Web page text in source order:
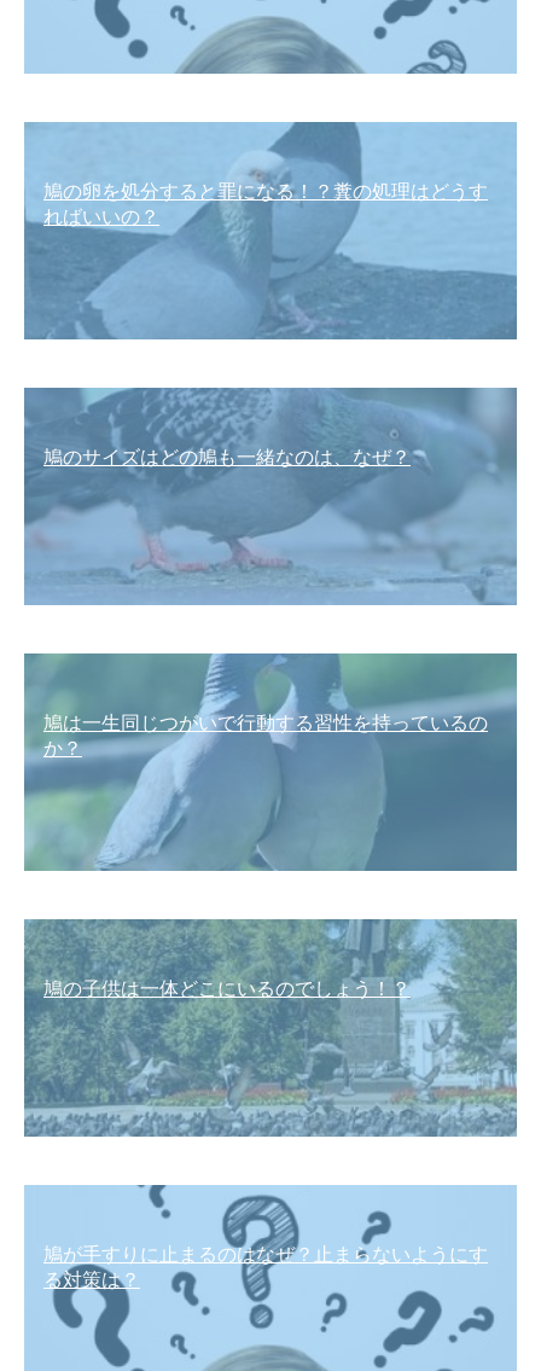
鳩の卵を処分すると罪になる！？糞の処理はどうす
ればいいの？
鳩のサイズはどの鳩も一緒なのは、なぜ？
鳩は一生同じつがいで行動する習性を持っているの
か？
鳩の子供は一体どこにいるのでしょう！？
鳩が手すりに止まるのはなぜ？止まらないようにす
る対策は？